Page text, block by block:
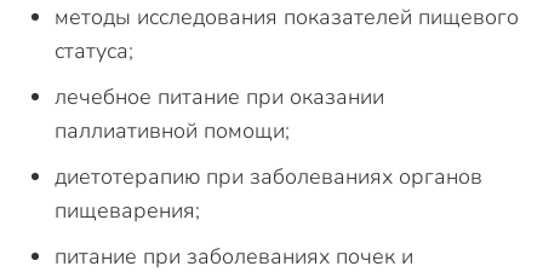
методы исследования показателей пищевого
статуса;
лечебное питание при оказании
паллиативной помощи;
диетотерапию при заболеваниях органов
пищеварения;
питание при заболеваниях почек и